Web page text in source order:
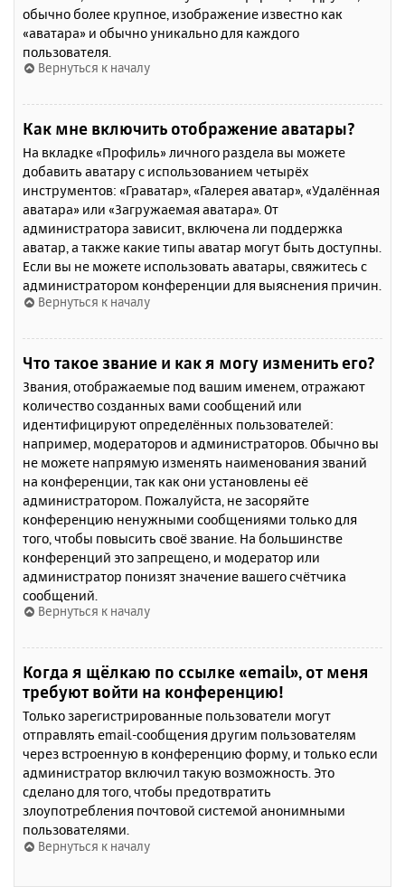
обычно более крупное, изображение известно как
«аватара» и обычно уникально для каждого
пользователя.
Вернуться к началу
Как мне включить отображение аватары?
На вкладке «Профиль» личного раздела вы можете
добавить аватару с использованием четырёх
инструментов: «Граватар», «Галерея аватар», «Удалённая
аватара» или «Загружаемая аватара». От
администратора зависит, включена ли поддержка
аватар, а также какие типы аватар могут быть доступны.
Если вы не можете использовать аватары, свяжитесь с
администратором конференции для выяснения причин.
Вернуться к началу
Что такое звание и как я могу изменить его?
Звания, отображаемые под вашим именем, отражают
количество созданных вами сообщений или
идентифицируют определённых пользователей:
например, модераторов и администраторов. Обычно вы
не можете напрямую изменять наименования званий
на конференции, так как они установлены её
администратором. Пожалуйста, не засоряйте
конференцию ненужными сообщениями только для
того, чтобы повысить своё звание. На большинстве
конференций это запрещено, и модератор или
администратор понизят значение вашего счётчика
сообщений.
Вернуться к началу
Когда я щёлкаю по ссылке «email», от меня
требуют войти на конференцию!
Только зарегистрированные пользователи могут
отправлять email-сообщения другим пользователям
через встроенную в конференцию форму, и только если
администратор включил такую возможность. Это
сделано для того, чтобы предотвратить
злоупотребления почтовой системой анонимными
пользователями.
Вернуться к началу